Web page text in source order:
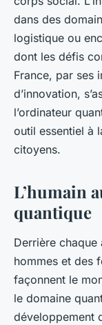
dans des
logistique ou
dont les défis
France, par ses
d’innovation,
l’ordinateur
outil essentiel à
citoyens.
L’humain
quantique
Derrière
hommes et des
façonnent le
le domaine
développement